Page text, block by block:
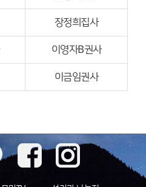
장정희집사
이영자B권사
이금임권사